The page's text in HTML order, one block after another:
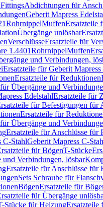
Abdichtungen für
Geberit Mapress
RohrnippelMuffenErsatzteile
Übergänge unlösbar
VerschlüsseErsatzteile für
1.4401RohrnippelMuffen
und Verbindungen,
Ersatzteile für Geberit
Ersatzteile für Reduktionen
Übergänge und
EdelstahlErsatzteile für
für Befestigungen für
Ersatzteile für
Übergänge und
Ersatzteile für Anschlüsse für
C-StahlGeberit Mapress C-
für BögenT-Stücke
Verbindungen, lösbar
Ersatzteile für Anschlüsse für
Sets Schraube für
BögenErsatzteile für
für Übergänge
Stücke für HeizungErsatzteile